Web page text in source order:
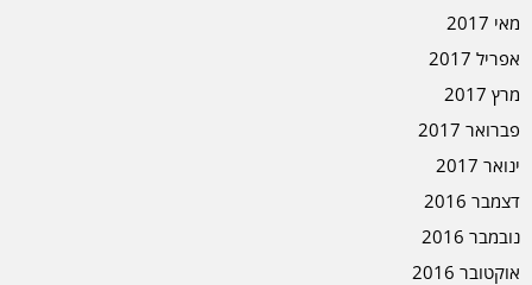
מאי 2017
אפריל 2017
מרץ 2017
פברואר 2017
ינואר 2017
דצמבר 2016
נובמבר 2016
אוקטובר 2016